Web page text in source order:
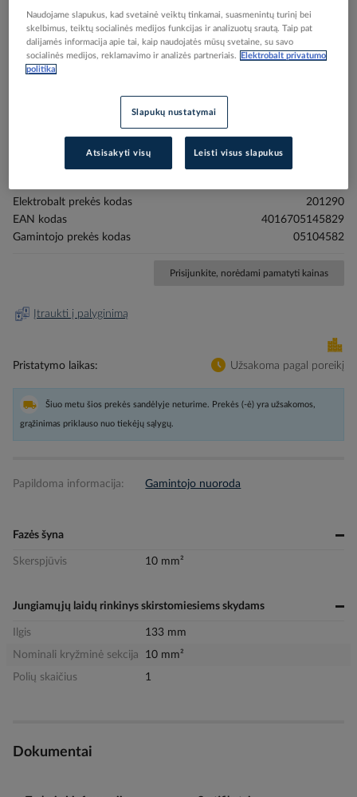
gallery
Laidas 10mm2 H07V-K juodas komutacinis su
antgaliais šakutės formos L-133mm PVDB13310GG
Elektrobalt prekės kodas
201290
EAN kodas
4016705145829
Gamintojo prekės kodas
05104582
Prisijunkite, norėdami pamatyti kainas
Įtraukti į palyginimą
Pristatymo laikas Užsakoma pagal poreikį
Šiuo metu šios prekės sandėlyje neturime. Prekės (-ė) yra užsakomos,
grąžinimas priklauso nuo tiekėjų sąlygų.
Papildoma informacija: Gamintojo nuoroda
Fazės šyna
Skerspjūvis 10 mm²
Jungiamųjų laidų rinkinys skirstomiesiems skydams
Ilgis
133 mm
Nominali kryžminė sekcija
10 mm²
Polių skaičius
1
Dokumentai
Naudojame slapukus, kad svetainė veiktų tinkamai, suasmenintų turinį bei
skelbimus, teiktų socialinės medijos funkcijas ir analizuotų srautą. Taip pat
dalijamės informacija apie tai, kaip naudojatės mūsų svetaine, su savo
socialinės medijos, reklamavimo ir analizės partneriais.
Elektrobalt privatumo
politika
Slapukų nustatymai
Atsisakyti visų Leisti visus slapukus